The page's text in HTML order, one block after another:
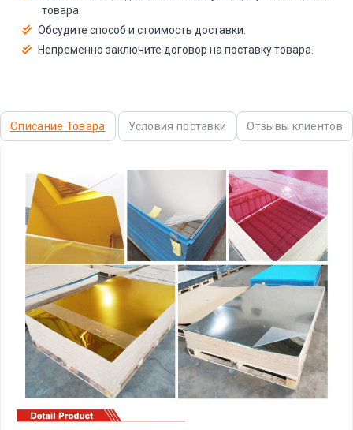
товара.
Обсудите способ и стоимость доставки.
Непременно заключите договор на поставку товара.
Описание Товара Условия поставки Отзывы клиентов